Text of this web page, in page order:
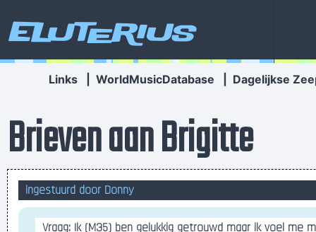
Eluterius
Links WorldMusicDatabase Dagelijkse
Brieven aan Brigitte
ingestuurd door Donny
Vraag: Ik (M35) ben gelukkig getrouwd maar ik voel me